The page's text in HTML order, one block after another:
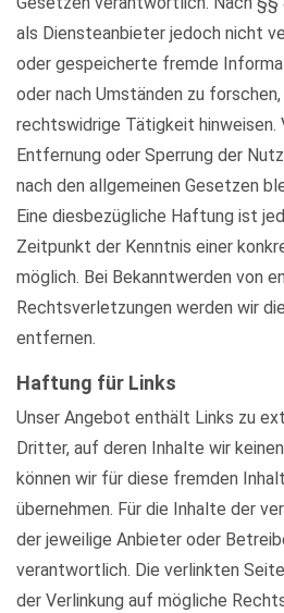
als Diensteanbieter jedoch nicht
oder gespeicherte fremde
oder nach Umständen zu
rechtswidrige Tätigkeit hinweisen.
Entfernung oder Sperrung der
nach den allgemeinen Gesetzen
Eine diesbezügliche Haftung ist
Zeitpunkt der Kenntnis einer
möglich. Bei Bekanntwerden von
Rechtsverletzungen werden wir
entfernen.
Haftung für Links
Unser Angebot enthält Links zu
Dritter, auf deren Inhalte wir
können wir für diese fremden
übernehmen. Für die Inhalte der
der jeweilige Anbieter oder
verantwortlich. Die verlinkten
der Verlinkung auf mögliche